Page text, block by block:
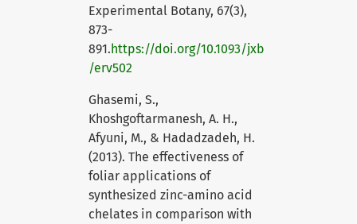
Experimental Botany, 67(3),
873-
891.https://doi.org/10.1093/jxb
/erv502
Ghasemi, S.,
Khoshgoftarmanesh, A. H.,
Afyuni, M., & Hadadzadeh, H.
(2013). The effectiveness of
foliar applications of
synthesized zinc-amino acid
chelates in comparison with